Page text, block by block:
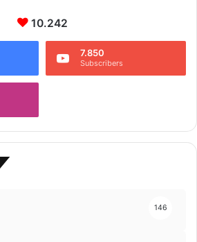
10.242
7.850
Subscribers
146